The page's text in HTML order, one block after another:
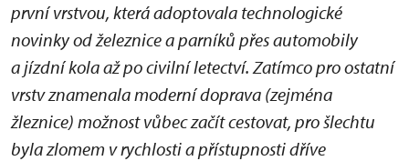
první vrstvou, která adoptovala technologické
novinky od železnice a parníků přes automobily
a jízdní kola až po civilní letectví. Zatímco pro ostatní
vrstv znamenala moderní doprava (zejména
žleznice) možnost vůbec začít cestovat, pro šlechtu
byla zlomem v rychlosti a přístupnosti dříve